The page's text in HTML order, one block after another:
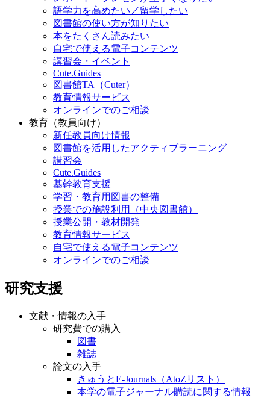
語学力を高めたい／留学したい
図書館の使い方が知りたい
本をたくさん読みたい
自宅で使える電子コンテンツ
講習会・イベント
Cute.Guides
図書館TA（Cuter）
教育情報サービス
オンラインでのご相談
教育（教員向け）
新任教員向け情報
図書館を活用したアクティブラーニング
講習会
Cute.Guides
基幹教育支援
学習・教育用図書の整備
授業での施設利用（中央図書館）
授業公開・教材開発
教育情報サービス
自宅で使える電子コンテンツ
オンラインでのご相談
研究支援
文献・情報の入手
研究費での購入
図書
雑誌
論文の入手
きゅうとE-Journals（AtoZリスト）
本学の電子ジャーナル購読に関する情報